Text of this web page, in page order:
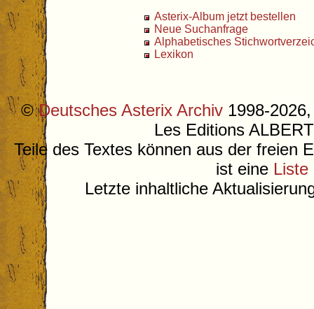
Asterix-Album jetzt bestellen
Neue Suchanfrage
Alphabetisches
Lexikon
©Deutsches Asterix Archiv 1998-
Les Editions
Teile des Textes können aus der freien
ist eine Liste
Letzte inhaltliche